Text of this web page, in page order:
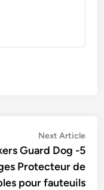
Next Article
Guard Dog -5
Protecteur de
pour fauteuils